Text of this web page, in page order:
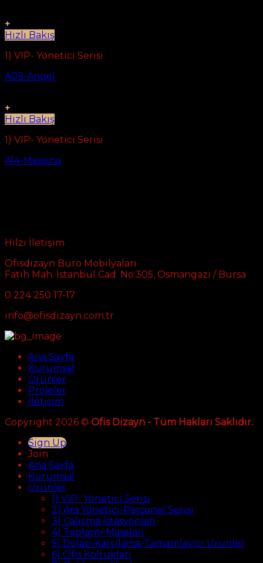
+
Hızlı Bakış
1) VIP- Yönetici Serisi
A09-Angel
+
Hızlı Bakış
1) VIP- Yönetici Serisi
A14-Messina
Hılzı İletişim
Ofisdizayn Büro Mobilyaları
Fatih Mah. İstanbul Cad. No:305, Osmangazi / Bursa
0 224 250 17-17
info@ofisdizayn.com.tr
Ana Sayfa
Kurumsal
Ürünler
Projeler
İletişim
Copyright 2026 © Ofis Dizayn - Tüm Hakları Saklıdır.
Sign Up
Join
Ana Sayfa
Kurumsal
Ürünler
1) VIP- Yönetici Serisi
2) Ara Yönetici-Personel Serisi
3) Çalışma İstasyonları
4) Toplantı Masaları
5) Dolap-Karşılama-Tamamlayıcı Ürünler
6) Ofis Koltukları